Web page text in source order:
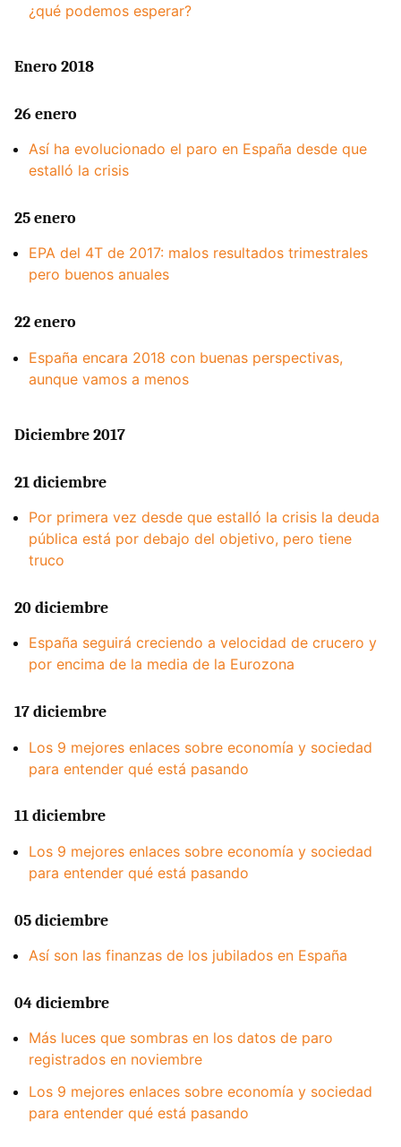
¿qué podemos esperar?
Enero 2018
26 enero
Así ha evolucionado el paro en España desde que
estalló la crisis
25 enero
EPA del 4T de 2017: malos resultados trimestrales
pero buenos anuales
22 enero
España encara 2018 con buenas perspectivas,
aunque vamos a menos
Diciembre 2017
21 diciembre
Por primera vez desde que estalló la crisis la deuda
pública está por debajo del objetivo, pero tiene
truco
20 diciembre
España seguirá creciendo a velocidad de crucero y
por encima de la media de la Eurozona
17 diciembre
Los 9 mejores enlaces sobre economía y sociedad
para entender qué está pasando
11 diciembre
Los 9 mejores enlaces sobre economía y sociedad
para entender qué está pasando
05 diciembre
Así son las finanzas de los jubilados en España
04 diciembre
Más luces que sombras en los datos de paro
registrados en noviembre
Los 9 mejores enlaces sobre economía y sociedad
para entender qué está pasando